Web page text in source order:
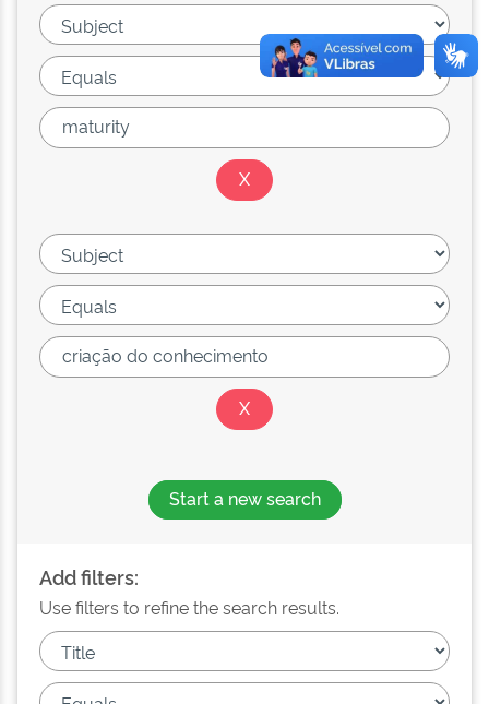
Start a new search
Add filters:
Use filters to refine the search results.